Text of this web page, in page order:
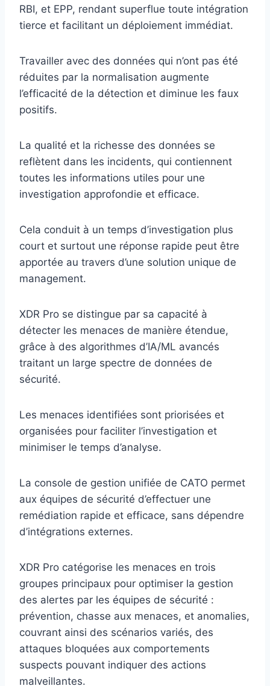
RBI, et EPP, rendant superflue toute intégration
tierce et facilitant un déploiement immédiat.
Travailler avec des données qui n’ont pas été
réduites par la normalisation augmente
l’efficacité de la détection et diminue les faux
positifs.
La qualité et la richesse des données se
reflètent dans les incidents, qui contiennent
toutes les informations utiles pour une
investigation approfondie et efficace.
Cela conduit à un temps d’investigation plus
court et surtout une réponse rapide peut être
apportée au travers d’une solution unique de
management.
XDR Pro se distingue par sa capacité à
détecter les menaces de manière étendue,
grâce à des algorithmes d’IA/ML avancés
traitant un large spectre de données de
sécurité.
Les menaces identifiées sont priorisées et
organisées pour faciliter l’investigation et
minimiser le temps d’analyse.
La console de gestion unifiée de CATO permet
aux équipes de sécurité d’effectuer une
remédiation rapide et efficace, sans dépendre
d’intégrations externes.
XDR Pro catégorise les menaces en trois
groupes principaux pour optimiser la gestion
des alertes par les équipes de sécurité :
prévention, chasse aux menaces, et anomalies,
couvrant ainsi des scénarios variés, des
attaques bloquées aux comportements
suspects pouvant indiquer des actions
malveillantes.